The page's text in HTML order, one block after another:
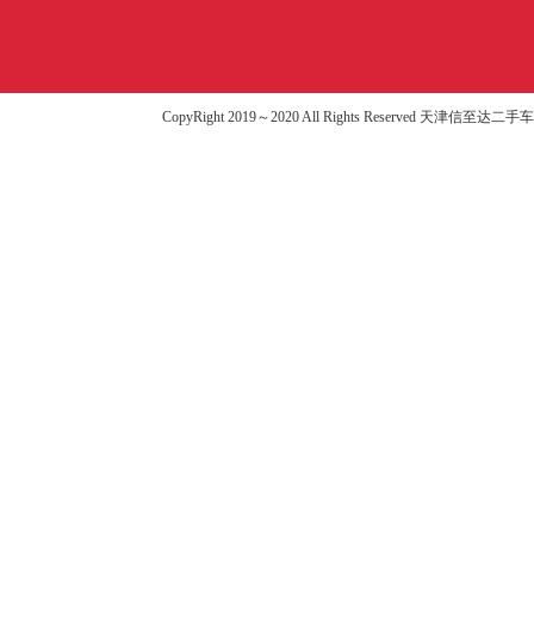
CopyRight 2019～2020 All Rights Reserved 天津信至达二